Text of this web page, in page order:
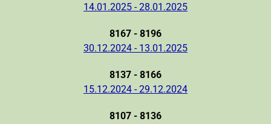
14.01.2025 - 28.01.2025
8167 - 8196
30.12.2024 - 13.01.2025
8137 - 8166
15.12.2024 - 29.12.2024
8107 - 8136